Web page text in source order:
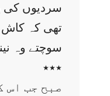
سردیوں کی
تھی کہ کاش
سوچتے وہ
٭٭٭
صبح جب اس